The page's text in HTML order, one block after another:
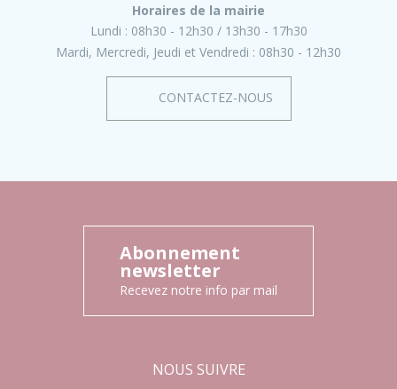
Horaires de la mairie
Lundi : 08h30 - 12h30
13h30 - 17h30
Mardi, Mercredi, Jeudi et Vendredi : 08h30 - 12h30
CONTACTEZ-NOUS
Abonnement
newsletter
Recevez notre info par mail
NOUS SUIVRE